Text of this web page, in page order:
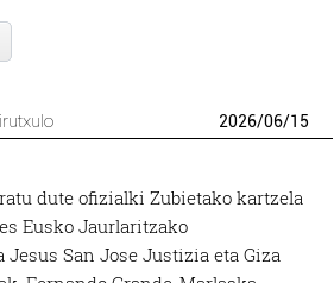
2026/06/15
dute ofizialki Zubietako kartzela
Eusko Jaurlaritzako
San Jose Justizia eta Giza